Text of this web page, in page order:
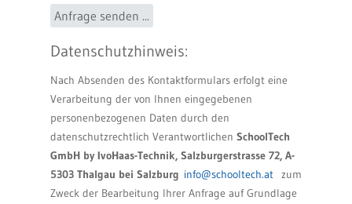
Anfrage senden ...
Datenschutzhinweis:
Nach Absenden des Kontaktformulars erfolgt eine
Verarbeitung der von Ihnen eingegebenen
personenbezogenen Daten durch den
datenschutzrechtlich Verantwortlichen SchoolTech
GmbH by IvoHaas-Technik, Salzburgerstrasse 72, A-
5303 Thalgau bei Salzburg info@schooltech.at zum
Zweck der Bearbeitung Ihrer Anfrage auf Grundlage